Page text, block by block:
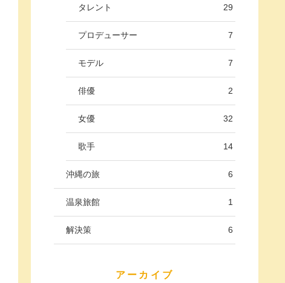
タレント 29
プロデューサー 7
モデル 7
俳優 2
女優 32
歌手 14
沖縄の旅 6
温泉旅館 1
解決策 6
アーカイブ